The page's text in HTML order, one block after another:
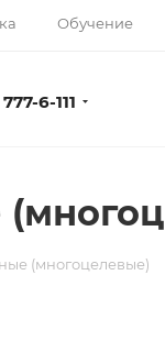
Обучение
6-111
(многоцелевые)